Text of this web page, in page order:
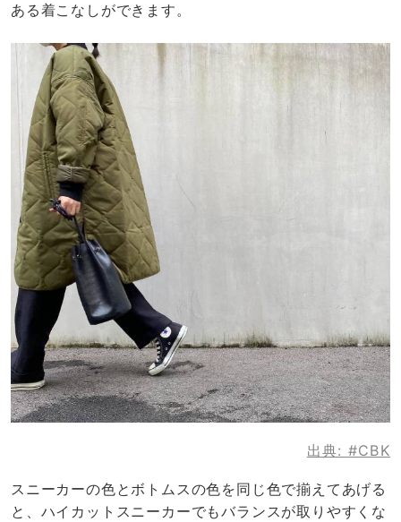
ある着こなしができます。
出典: #CBK
スニーカーの色とボトムスの色を同じ色で揃えてあげる
と、ハイカットスニーカーでもバランスが取りやすくな